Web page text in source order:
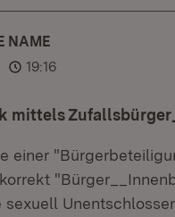
NAME
19:16
mittels
einer
sexuell